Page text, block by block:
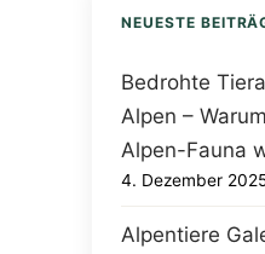
NEUESTE
Bedrohte
Alpen –
Alpen-Fauna
4. Dezember
Alpentiere